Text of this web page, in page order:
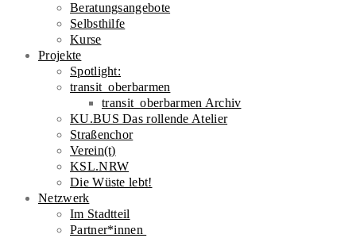
Beratungsangebote​
Selbsthilfe
Kurse
Projekte
Spotlight:
transit_oberbarmen
transit_oberbarmen Archiv
KU.BUS Das rollende Atelier
Straßenchor
Verein(t)
KSL.NRW
Die Wüste lebt!
Netzwerk
Im Stadtteil
Partner*innen